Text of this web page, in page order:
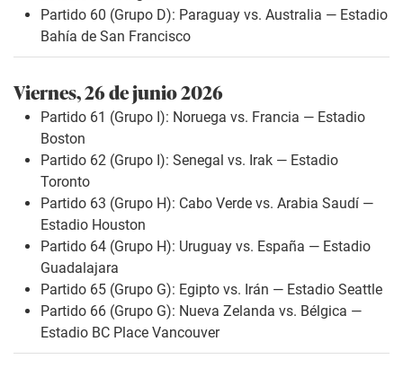
Partido 60 (Grupo D): Paraguay vs. Australia — Estadio
Bahía de San Francisco
Viernes, 26 de junio 2026
Partido 61 (Grupo I): Noruega vs. Francia — Estadio
Boston
Partido 62 (Grupo I): Senegal vs. Irak — Estadio
Toronto
Partido 63 (Grupo H): Cabo Verde vs. Arabia Saudí —
Estadio Houston
Partido 64 (Grupo H): Uruguay vs. España — Estadio
Guadalajara
Partido 65 (Grupo G): Egipto vs. Irán — Estadio Seattle
Partido 66 (Grupo G): Nueva Zelanda vs. Bélgica —
Estadio BC Place Vancouver